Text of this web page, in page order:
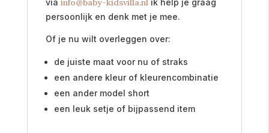
info@baby-kidsvilla.nl
persoonlijk en denk met je mee.
Of je nu wilt overleggen over:
de juiste maat voor nu of straks
een andere kleur of kleurencombinatie
een ander model short
een leuk setje of bijpassend item